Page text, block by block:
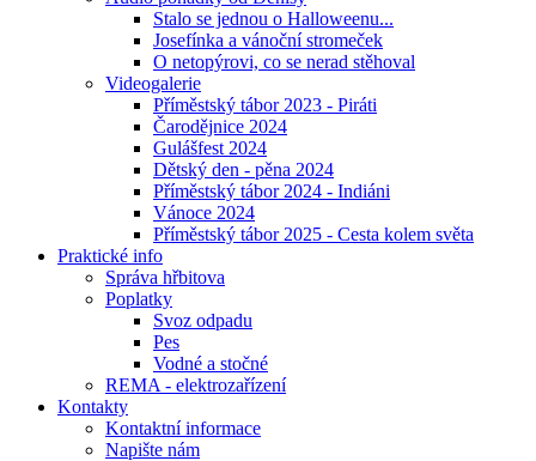
Stalo se jednou o Halloweenu...
Josefínka a vánoční stromeček
O netopýrovi, co se nerad stěhoval
Videogalerie
Příměstský tábor 2023 - Piráti
Čarodějnice 2024
Gulášfest 2024
Dětský den - pěna 2024
Příměstský tábor 2024 - Indiáni
Vánoce 2024
Příměstský tábor 2025 - Cesta kolem světa
Praktické info
Správa hřbitova
Poplatky
Svoz odpadu
Pes
Vodné a stočné
REMA - elektrozařízení
Kontakty
Kontaktní informace
Napište nám